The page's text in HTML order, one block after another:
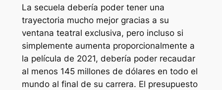
La secuela debería poder tener una
trayectoria mucho mejor gracias a su
ventana teatral exclusiva, pero incluso si
simplemente aumenta proporcionalmente a
la película de 2021, debería poder recaudar
al menos 145 millones de dólares en todo el
mundo al final de su carrera. El presupuesto